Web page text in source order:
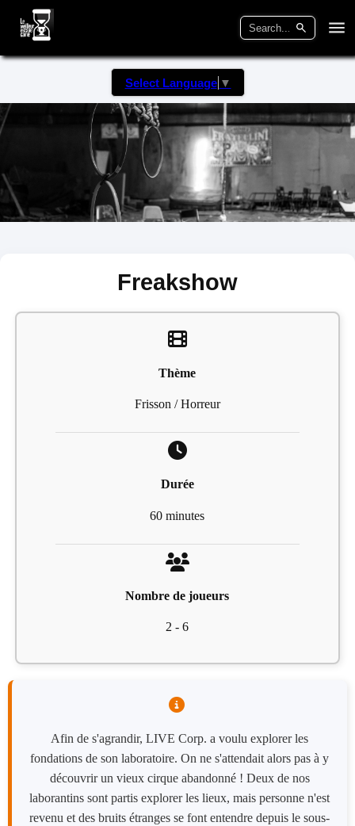
Select Language ▼
Freakshow
Thème
Frisson / Horreur
Durée
60 minutes
Nombre de joueurs
2 - 6
Afin de s'agrandir, LIVE Corp. a voulu explorer les
fondations de son laboratoire. On ne s'attendait alors pas à y
découvrir un vieux cirque abandonné ! Deux de nos
laborantins sont partis explorer les lieux, mais personne n'est
revenu et des bruits étranges se font entendre depuis le sous-